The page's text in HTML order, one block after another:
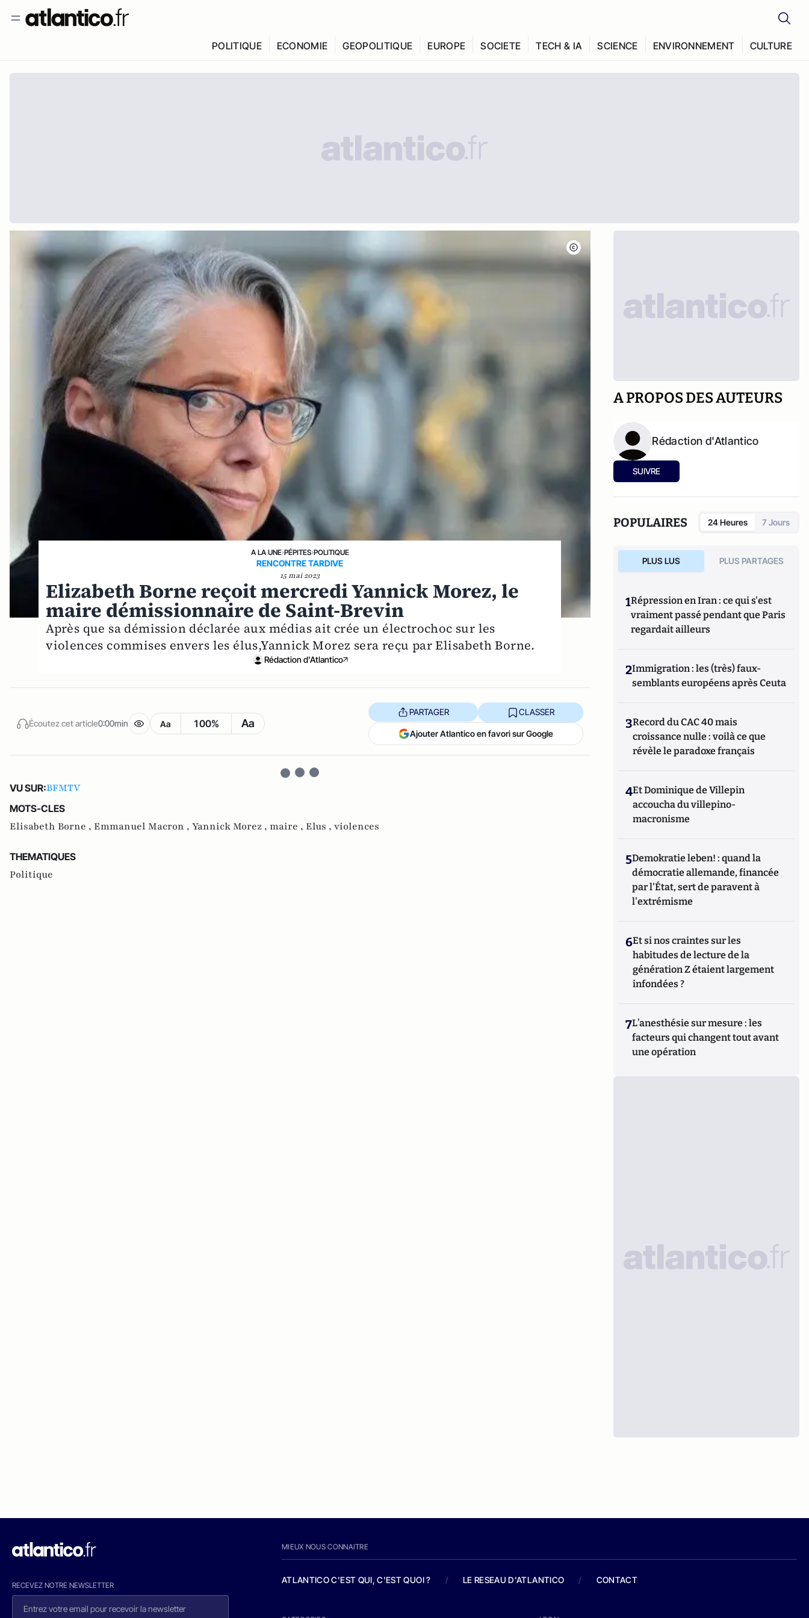
POLITIQUE ECONOMIE GEOPOLITIQUE EUROPE SOCIETE TECH & IA SCIENCE ENVIRONNEMENT CULTURE
A LA UNE›PÉPITES›POLITIQUE
RENCONTRE TARDIVE
15 mai 2023
Elizabeth Borne reçoit mercredi Yannick Morez, le
maire démissionnaire de Saint-Brevin
Après que sa démission déclarée aux médias ait crée un électrochoc sur les
violences commises envers les élus,Yannick Morez sera reçu par Elisabeth Borne.
Rédaction d'Atlantico
Écoutez cet article0:00min Aa 100% Aa
PARTAGER CLASSER
Ajouter Atlantico en favori sur Google
VU SUR:BFMTV
MOTS-CLES
Elisabeth Borne , Emmanuel Macron , Yannick Morez , maire , Elus , violences
THEMATIQUES
Politique
A PROPOS DES AUTEURS
Rédaction d'Atlantico
SUIVRE
POPULAIRES 24 Heures 7 Jours
PLUS LUS PLUS PARTAGES
1Répression en Iran : ce qui s'est
vraiment passé pendant que Paris
regardait ailleurs
2Immigration : les (très) faux-
semblants européens après Ceuta
3Record du CAC 40 mais
croissance nulle : voilà ce que
révèle le paradoxe français
4Et Dominique de Villepin
accoucha du villepino-
macronisme
5Demokratie leben! : quand la
démocratie allemande, financée
par l'État, sert de paravent à
l'extrémisme
6Et si nos craintes sur les
habitudes de lecture de la
génération Z étaient largement
infondées ?
7L’anesthésie sur mesure : les
facteurs qui changent tout avant
une opération
RECEVEZ NOTRE NEWSLETTER
MIEUX NOUS CONNAITRE
ATLANTICO C'EST QUI, C'EST QUOI ? / LE RESEAU D'ATLANTICO / CONTACT